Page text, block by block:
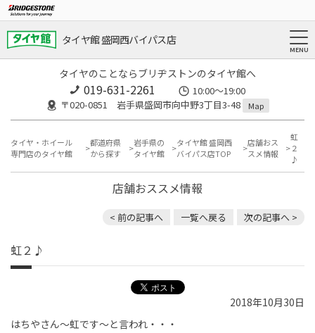
タイヤ館 盛岡西バイパス店
タイヤのことならブリヂストンのタイヤ館へ
019-631-2261
10:00～19:00
〒020-0851 岩手県盛岡市向中野3丁目3-48
Map
タイヤ・ホイール
専門店のタイヤ館
都道府県
から探す
岩手県の
タイヤ館
タイヤ館 盛岡西
バイパス店TOP
店舗おス
スメ情報
虹
２
♪
店舗おススメ情報
< 前の記事へ 一覧へ戻る 次の記事へ >
虹２♪
2018年10月30日
はちやさん～虹です～と言われ・・・